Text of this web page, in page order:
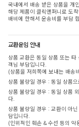
국내에서 배송 받은 상품을 개
해당 제품이 클릭앤퍼니로 도
배비에 한해서 운송비를 부담
교환운임 안내
상품 교환은 동일 상품 또는
객님 부담입니다.
(상품을 저희쪽에 보내는 배
상품 불량일 경우 : 동일 상품
상품 불량일 경우 : 동일 상품
다.
상품 불량일 경우 : 교환이 아
담입니다.
(인위적인 훼손 & 수선 등의